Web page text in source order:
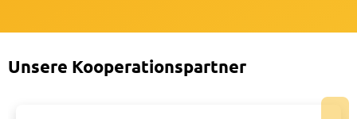
Unsere Kooperationspartner